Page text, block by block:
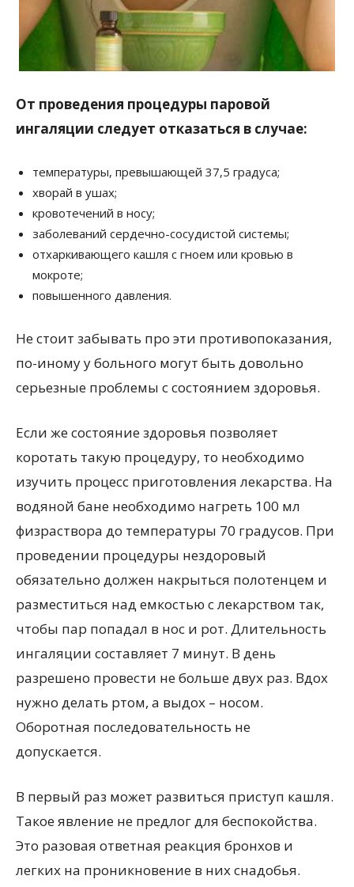
От проведения процедуры паровой
ингаляции следует отказаться в случае:
температуры, превышающей 37,5 градуса;
хворай в ушах;
кровотечений в носу;
заболеваний сердечно-сосудистой системы;
отхаркивающего кашля с гноем или кровью в
мокроте;
повышенного давления.
Не стоит забывать про эти противопоказания,
по-иному у больного могут быть довольно
серьезные проблемы с состоянием здоровья.
Если же состояние здоровья позволяет
коротать такую процедуру, то необходимо
изучить процесс приготовления лекарства. На
водяной бане необходимо нагреть 100 мл
физраствора до температуры 70 градусов. При
проведении процедуры нездоровый
обязательно должен накрыться полотенцем и
разместиться над емкостью с лекарством так,
чтобы пар попадал в нос и рот. Длительность
ингаляции составляет 7 минут. В день
разрешено провести не больше двух раз. Вдох
нужно делать ртом, а выдох – носом.
Оборотная последовательность не
допускается.
В первый раз может развиться приступ кашля.
Такое явление не предлог для беспокойства.
Это разовая ответная реакция бронхов и
легких на проникновение в них снадобья.